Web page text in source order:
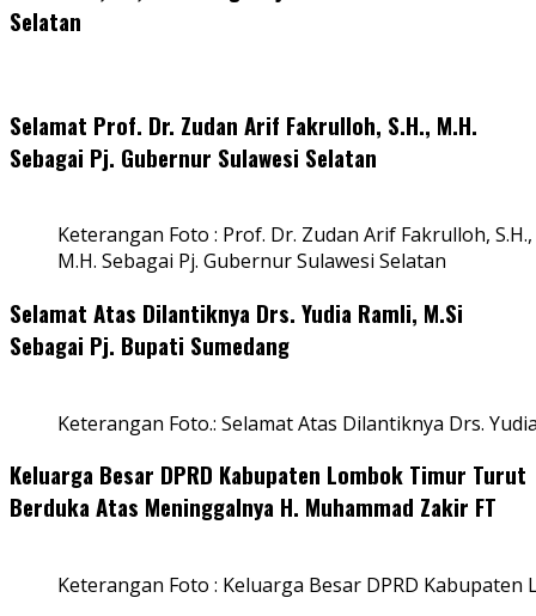
Selatan
Selamat Prof. Dr. Zudan Arif Fakrulloh, S.H., M.H.
Sebagai Pj. Gubernur Sulawesi Selatan
Keterangan Foto : Prof. Dr. Zudan Arif Fakrulloh, S.H.,
M.H. Sebagai Pj. Gubernur Sulawesi Selatan
Selamat Atas Dilantiknya Drs. Yudia Ramli, M.Si
Sebagai Pj. Bupati Sumedang
Keterangan Foto.: Selamat Atas Dilantiknya Drs.
Keluarga Besar DPRD Kabupaten Lombok Timur Turut
Berduka Atas Meninggalnya H. Muhammad Zakir FT
Keterangan Foto : Keluarga Besar DPRD